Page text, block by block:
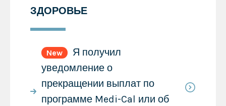
ЗДОРОВЬЕ
New
Я получил
уведомление о
прекращении выплат по
программе Medi-Cal или об